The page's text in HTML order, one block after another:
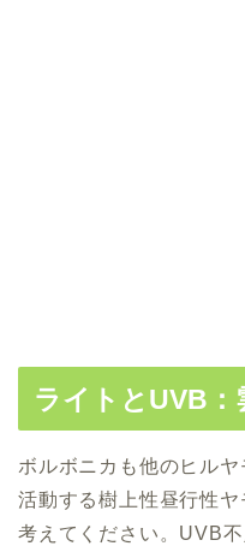
ライトとUVB：
ボルボニカも他のヒル
活動する樹上性昼行性ヤ
考えてください。UVB